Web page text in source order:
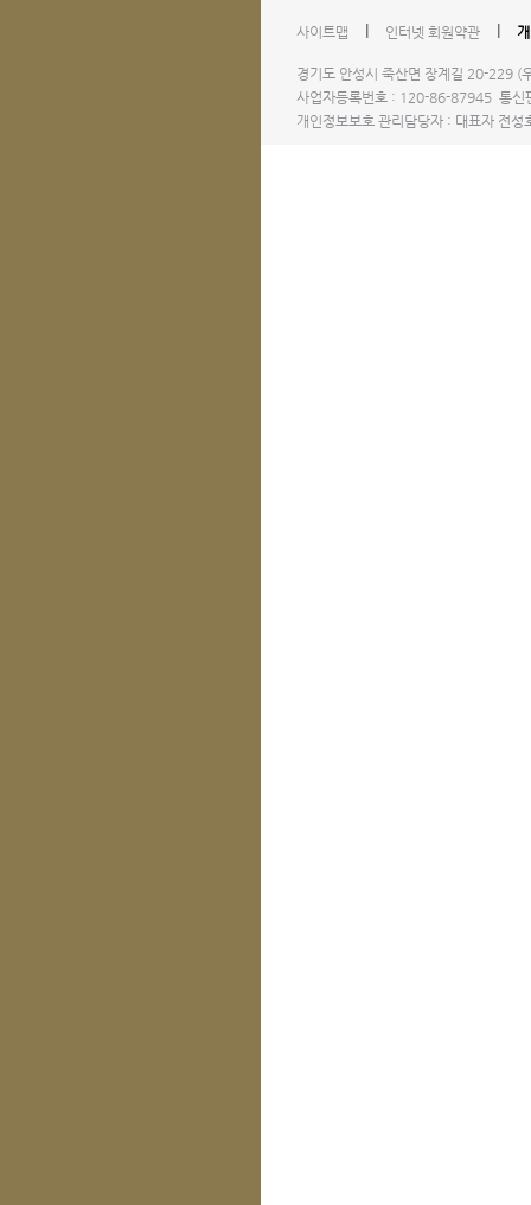
사이트맵 인터넷 회원약관
경기도 안성시 죽산면 장계길 20-
사업자등록번호 : 120-86-87945 통신
개인정보보호 관리담당자 : 대표자 전성